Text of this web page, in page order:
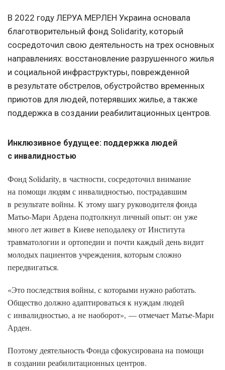
В 2022 году ЛЕРУА МЕРЛЕН Украина основала
благотворительный фонд Solidarity, который
сосредоточил свою деятельность на трех основных
направлениях: восстановление разрушенного жилья
и социальной инфраструктуры, поврежденной
в результате обстрелов, обустройство временных
приютов для людей, потерявших жилье, а также
поддержка в создании реабилитационных центров.
Инклюзивное будущее: поддержка людей
с инвалидностью
Фонд Solidarity, в частности, сосредоточил внимание
на помощи людям с инвалидностью, пострадавшим
в результате войны. К этому шагу руководителя фонда
Матьо-Мари Ардена подтолкнул личный опыт: он уже
много лет живет в Киеве неподалеку от Института
травматологии и ортопедии и почти каждый день видит
молодых пациентов учреждения, которым сложно
передвигаться.
«Это последствия войны, с которыми нужно работать.
Общество должно адаптироваться к нуждам людей
с инвалидностью, а не наоборот», — отмечает Матье-Мари
Арден.
Поэтому деятельность Фонда сфокусирована на помощи
в создании реабилитационных центров.